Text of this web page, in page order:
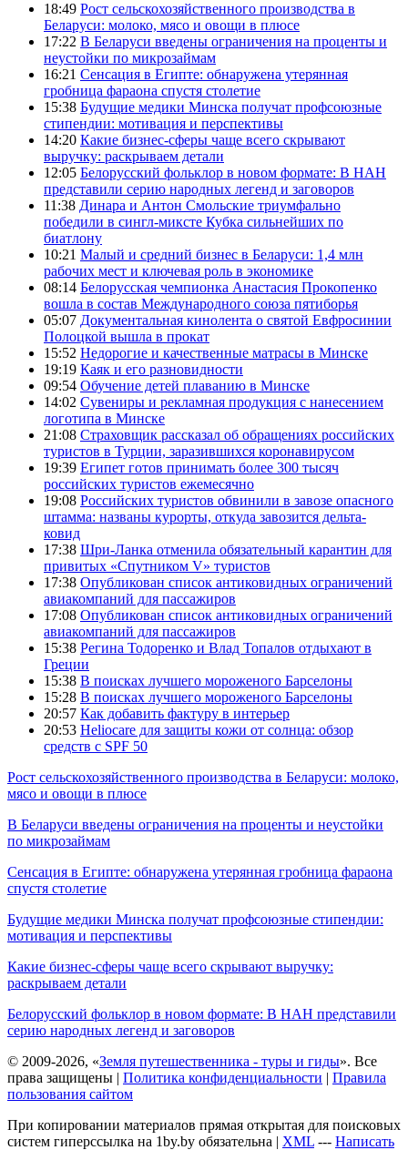
18:49 Рост сельскохозяйственного производства в
Беларуси: молоко, мясо и овощи в плюсе
17:22 В Беларуси введены ограничения на проценты и
неустойки по микрозаймам
16:21 Сенсация в Египте: обнаружена утерянная
гробница фараона спустя столетие
15:38 Будущие медики Минска получат профсоюзные
стипендии: мотивация и перспективы
14:20 Какие бизнес-сферы чаще всего скрывают
выручку: раскрываем детали
12:05 Белорусский фольклор в новом формате: В НАН
представили серию народных легенд и заговоров
11:38 Динара и Антон Смольские триумфально
победили в сингл-миксте Кубка сильнейших по
биатлону
10:21 Малый и средний бизнес в Беларуси: 1,4 млн
рабочих мест и ключевая роль в экономике
08:14 Белорусская чемпионка Анастасия Прокопенко
вошла в состав Международного союза пятиборья
05:07 Документальная кинолента о святой Евфросинии
Полоцкой вышла в прокат
15:52 Недорогие и качественные матрасы в Минске
19:19 Каяк и его разновидности
09:54 Обучение детей плаванию в Минске
14:02 Сувениры и рекламная продукция с нанесением
логотипа в Минске
21:08 Страховщик рассказал об обращениях российских
туристов в Турции, заразившихся коронавирусом
19:39 Египет готов принимать более 300 тысяч
российских туристов ежемесячно
19:08 Российских туристов обвинили в завозе опасного
штамма: названы курорты, откуда завозится дельта-
ковид
17:38 Шри-Ланка отменила обязательный карантин для
привитых «Спутником V» туристов
17:38 Опубликован список антиковидных ограничений
авиакомпаний для пассажиров
17:08 Опубликован список антиковидных ограничений
авиакомпаний для пассажиров
15:38 Регина Тодоренко и Влад Топалов отдыхают в
Греции
15:38 В поисках лучшего мороженого Барселоны
15:28 В поисках лучшего мороженого Барселоны
20:57 Как добавить фактуру в интерьер
20:53 Heliocare для защиты кожи от солнца: обзор
средств с SPF 50
Рост сельскохозяйственного производства в Беларуси: молоко,
мясо и овощи в плюсе
В Беларуси введены ограничения на проценты и неустойки
по микрозаймам
Сенсация в Египте: обнаружена утерянная гробница фараона
спустя столетие
Будущие медики Минска получат профсоюзные стипендии:
мотивация и перспективы
Какие бизнес-сферы чаще всего скрывают выручку:
раскрываем детали
Белорусский фольклор в новом формате: В НАН представили
серию народных легенд и заговоров
© 2009-2026, «Земля путешественника - туры и гиды». Все
права защищены | Политика конфиденциальности | Правила
пользования сайтом
При копировании материалов прямая открытая для поисковых
систем гиперссылка на 1by.by обязательна | XML --- Написать